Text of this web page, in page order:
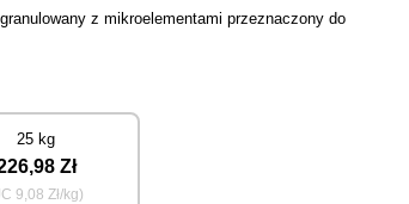
z mikroelementami przeznaczony do
25 kg
,98 Zł
9,08 Zł/kg)